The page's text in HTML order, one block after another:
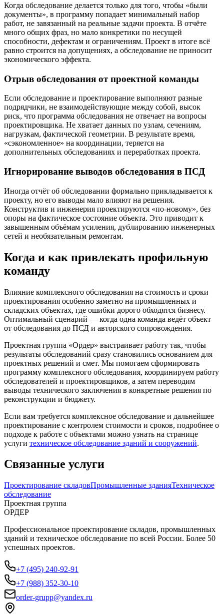
Когда обследование делается только для того, чтобы «были
документы», в программу попадает минимальный набор
работ, не завязанный на реальные задачи проекта. В отчёте
много общих фраз, но мало конкретики по несущей
способности, дефектам и ограничениям. Проект в итоге всё
равно строится на допущениях, а обследование не приносит
экономического эффекта.
Отрыв обследования от проектной команды
Если обследование и проектирование выполняют разные
подрядчики, не взаимодействующие между собой, высок
риск, что программа обследования не отвечает на вопросы
проектировщика. Не хватает данных по узлам, сечениям,
нагрузкам, фактической геометрии. В результате время,
«сэкономленное» на координации, теряется на
дополнительных обследованиях и переработках проекта.
Игнорирование выводов обследования в ПСД
Иногда отчёт об обследовании формально прикладывается к
проекту, но его выводы мало влияют на решения.
Конструктив и инженерия проектируются «по-новому», без
опоры на фактическое состояние объекта. Это приводит к
завышенным объёмам усиления, дублированию инженерных
сетей и необязательным ремонтам.
Когда и как привлекать профильную
команду
Влияние комплексного обследования на стоимость и сроки
проектирования особенно заметно на промышленных и
складских объектах, где ошибки дорого обходятся бизнесу.
Оптимальный сценарий — когда одна команда ведёт объект
от обследования до ПСД и авторского сопровождения.
Проектная группа «Ордер» выстраивает работу так, чтобы
результаты обследований сразу становились основанием для
проектных решений и смет. Мы помогаем сформировать
программу комплексного обследования, координируем работу
обследователей и проектировщиков, а затем переводим
выводы технического заключения в конкретные решения по
реконструкции и бюджету.
Если вам требуется комплексное обследование и дальнейшее
проектирование с контролем стоимости и сроков, подробнее о
подходе к работе с объектами можно узнать на странице
услуги техническое обследование зданий и сооружений.
Связанные услуги
Проектирование складовПромышленные зданияТехническое
обследование
Проектная группа
ОРДЕР
Профессиональное проектирование складов, промышленных
зданий и техническое обследование по всей России. Более 50
успешных проектов.
+7 (495) 240-92-91
+7 (988) 352-30-10
order-grupp@yandex.ru